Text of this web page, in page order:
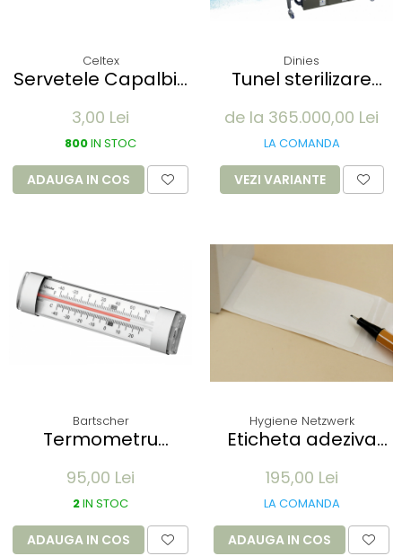
Celtex
Servetele Capalbio
3,00 Lei
800IN STOC
ADAUGA IN COS
Dinies
Tunel sterilizare
pentru ambalaje si
alimente
de la 365.000,00 Lei
LA COMANDA
VEZI VARIANTE
Bartscher
Termometru
Bartscher - margini
inox - temperatura
25 la -40 grade -
pentru congelator
95,00 Lei
2IN STOC
ADAUGA IN COS
Hygiene Netzwerk
Eticheta adeziva
printabila -
rezistenta la inghet
- format rola
dimensiuni 70x35
195,00 Lei
LA COMANDA
ADAUGA IN COS